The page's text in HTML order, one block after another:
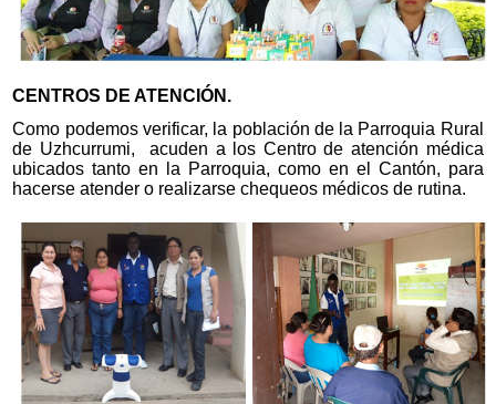
CENTROS DE ATENCIÓN.
Como podemos verificar, la población de la Parroquia Rural
de Uzhcurrumi, acuden a los Centro de atención médica
ubicados tanto en la Parroquia, como en el Cantón, para
hacerse atender o realizarse chequeos médicos de rutina.